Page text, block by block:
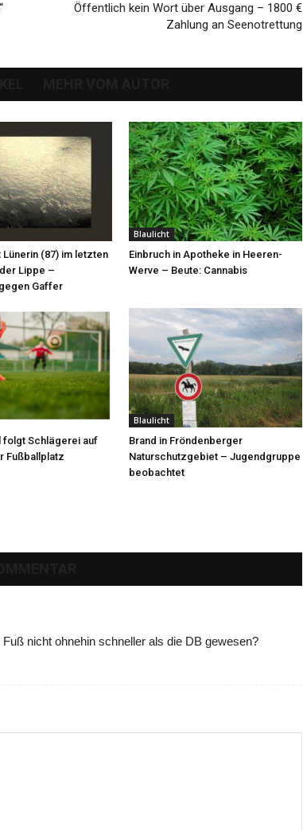
Öffentlich kein Wort über Ausgang – 1800 €
Zahlung an Seenotrettung
(87) im letzten
Lippe –
Gaffer
Blaulicht
Einbruch in Apotheke in Heeren-
Werve – Beute: Cannabis
folgt Schlägerei auf
Fußballplatz
Blaulicht
Brand in Fröndenberger
Naturschutzgebiet – Jugendgruppe
beobachtet
nicht ohnehin schneller als die DB gewesen?